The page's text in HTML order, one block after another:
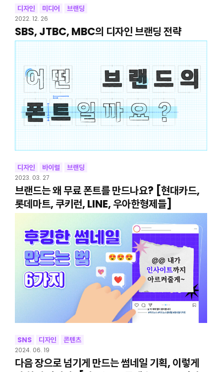
디자인 미디어 브랜딩
2022. 12. 26
SBS, JTBC, MBC의 디자인 브랜딩 전략
디자인 바이럴 브랜딩
2023. 03. 27
브랜드는 왜 무료 폰트를 만드나요? [현대카드,
롯데마트, 쿠키런, LINE, 우아한형제들]
SNS 디자인 콘텐츠
2024. 06. 19
다음 장으로 넘기게 만드는 썸네일 기획, 이렇게